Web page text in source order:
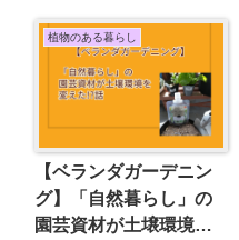
植物のある暮らし
【ベランダガーデニン
グ】「自然暮らし」の
園芸資材が土壌環境を